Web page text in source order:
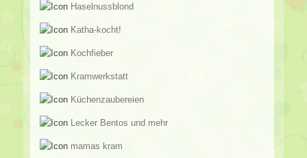
Haselnussblond
Katha-kocht!
Kochfieber
Kramwerkstatt
Küchenzaubereien
Lecker Bentos und mehr
mamas kram